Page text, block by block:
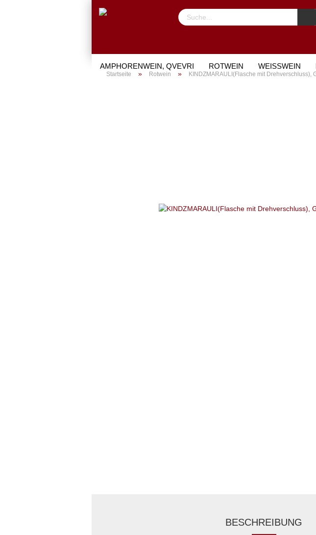
AMPHORENWEIN, QVEVRI ROTWEIN WEISSWEIN
Startseite » Rotwein » KINDZMARAULI(Flasche mit Drehverschluss),
BESCHREIBUNG